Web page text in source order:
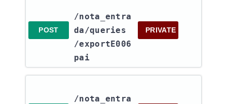
POST
/nota_entra
da​/queries​
/exportE006
pai
PRIVATE
/nota_entra